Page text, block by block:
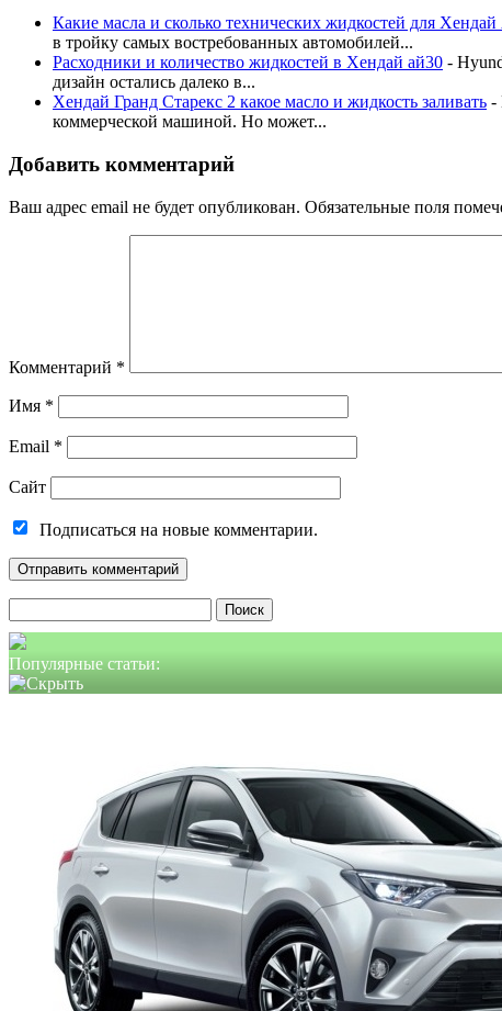
Какие масла и сколько технических жидкостей для
в тройку самых востребованных автомобилей...
Расходники и количество жидкостей в Хендай ай30 -
дизайн остались далеко в...
Хендай Гранд Старекс 2 какое масло и жидкость заливать -
коммерческой машиной. Но может...
Добавить комментарий
Ваш адрес email не будет опубликован. Обязательные поля
Комментарий *
Имя *
Email *
Сайт
Подписаться на новые комментарии.
Популярные статьи: